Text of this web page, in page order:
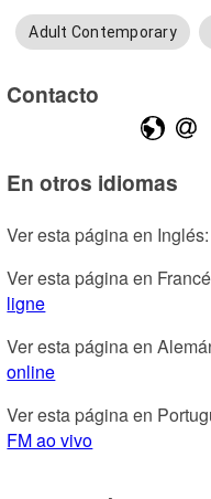
Adult Contemporary
Contacto
En otros idiomas
Ver esta página en Inglés:
Ver esta página en
ligne
Ver esta página en
online
Ver esta página en
FM ao vivo